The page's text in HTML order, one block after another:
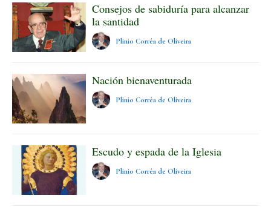
Consejos de sabiduría para alcanzar
la santidad
Plinio Corrêa de Oliveira
Nación bienaventurada
Plinio Corrêa de Oliveira
Escudo y espada de la Iglesia
Plinio Corrêa de Oliveira